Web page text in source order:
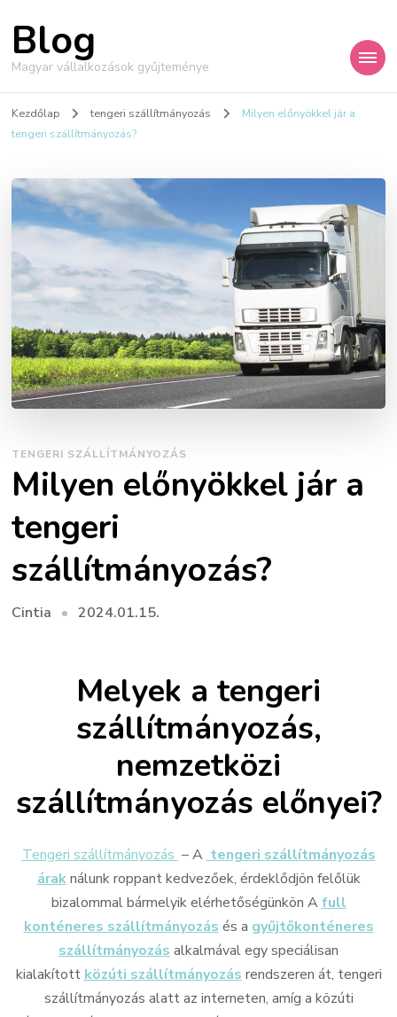
Blog
Magyar vállalkozások gyűjteménye
Kezdőlap tengeri szállítmányozás
Milyen előnyökkel jár a
tengeri szállítmányozás?
TENGERI SZÁLLÍTMÁNYOZÁS
Milyen előnyökkel jár a
tengeri
szállítmányozás?
Cintia 2024.01.15.
Melyek a tengeri
szállítmányozás,
nemzetközi
szállítmányozás előnyei?
Tengeri szállítmányozás – A tengeri szállítmányozás
áraknálunk roppant kedvezőek, érdeklődjön felőlük
bizalommal bármelyik elérhetőségünkön Afull
konténeres szállítmányozás és a gyűjtőkonténeres
szállítmányozás alkalmával egy speciálisan
kialakított közúti szállítmányozás rendszeren át, tengeri
szállítmányozás alatt az interneten, amíg a közúti